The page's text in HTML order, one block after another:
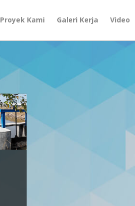
Proyek Kami Galeri Kerja Video